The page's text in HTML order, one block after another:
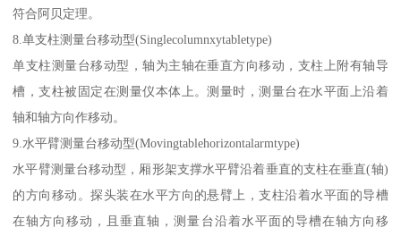
符合阿贝定理。
8.单支柱测量台移动型(Singlecolumnxytabletype)
单支柱测量台移动型，轴为主轴在垂直方向移动，支柱上附有轴导
槽，支柱被固定在测量仪本体上。测量时，测量台在水平面上沿着
轴和轴方向作移动。
9.水平臂测量台移动型(Movingtablehorizontalarmtype)
水平臂测量台移动型，厢形架支撑水平臂沿着垂直的支柱在垂直(轴)
的方向移动。探头装在水平方向的悬臂上，支柱沿着水平面的导槽
在轴方向移动，且垂直轴，测量台沿着水平面的导槽在轴方向移